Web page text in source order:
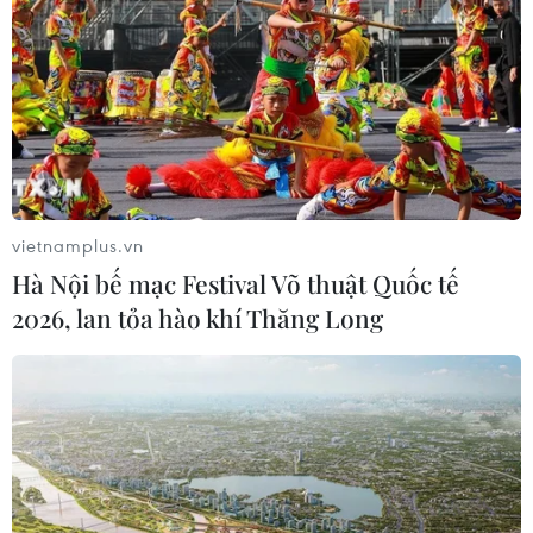
Nga, Nhật Bản nhất trí triển khai
các dự án kinh tế chung từ năm 2020
22/11/2019 13:46
Hiện Nga và Nhật Bản đã bắt đầu theo đuổi các dự án
vietnamplus.vn
Hà Nội bế mạc Festival Võ thuật Quốc tế
2026, lan tỏa hào khí Thăng Long